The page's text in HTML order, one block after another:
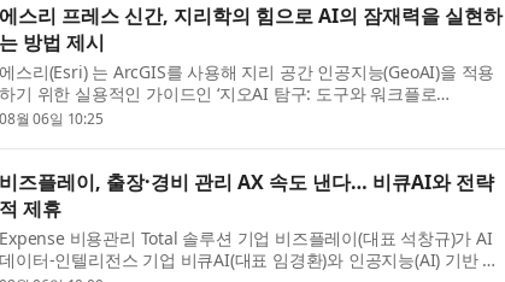
에스리 프레스 신간, 지리학의 힘으로 AI의 잠재력을 실현하
는 방법 제시
에스리(Esri) 는 ArcGIS를 사용해 지리 공간 인공지능(GeoAI)을 적용
하기 위한 실용적인 가이드인 ‘지오AI 탐구: 도구와 워크플로
(Exploring GeoAI: Tools and Workflows) ’를 출간했다. GIS 전문가,
08월 06일 10:25
비즈플레이, 출장·경비 관리 AX 속도 낸다… 비큐AI와 전략
적 제휴
Expense 비용관리 Total 솔루션 기업 비즈플레이(대표 석창규)가 AI
데이터-인텔리전스 기업 비큐AI(대표 임경환)와 인공지능(AI) 기반 업